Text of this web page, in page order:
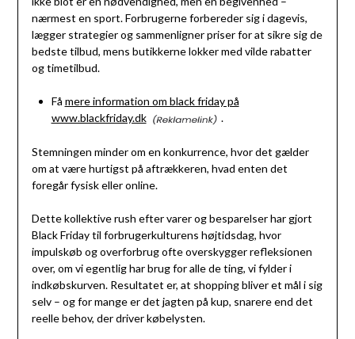
nærmest en sport. Forbrugerne forbereder sig i dagevis,
lægger strategier og sammenligner priser for at sikre sig de
bedste tilbud, mens butikkerne lokker med vilde rabatter
og timetilbud.
Få mere information om black friday på
www.blackfriday.dk
.
Stemningen minder om en konkurrence, hvor det gælder
om at være hurtigst på aftrækkeren, hvad enten det
foregår fysisk eller online.
Dette kollektive rush efter varer og besparelser har gjort
Black Friday til forbrugerkulturens højtidsdag, hvor
impulskøb og overforbrug ofte overskygger refleksionen
over, om vi egentlig har brug for alle de ting, vi fylder i
indkøbskurven. Resultatet er, at shopping bliver et mål i sig
selv – og for mange er det jagten på kup, snarere end det
reelle behov, der driver købelysten.